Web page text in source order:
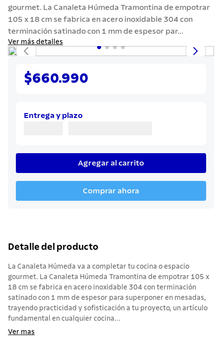
gourmet. La Canaleta Húmeda Tramontina de empotrar
105 x 18 cm se fabrica en acero inoxidable 304 con
terminación satinado con 1 mm de espesor par...
Ver más detalles
$660.990
Entrega y plazo
Agregar al carrito
Comprar ahora
Detalle del producto
La Canaleta Húmeda va a completar tu cocina o espacio
gourmet. La Canaleta Húmeda Tramontina de empotrar 105 x
18 cm se fabrica en acero inoxidable 304 con terminación
satinado con 1 mm de espesor para superponer en mesadas,
trayendo practicidad y sofisticación a tu proyecto, un artículo
fundamental en cualquier cocina...
Ver mas
7.
cuchillo
solar
9.
termo